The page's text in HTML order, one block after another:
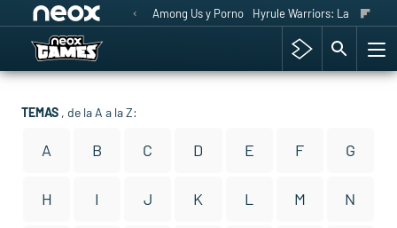
Among Us y Porno Hyrule Warriors: La Era del
TEMAS , de la A a la Z:
A B C D E F G
H I J K L M N